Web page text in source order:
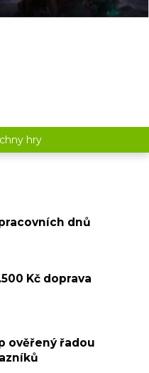
hry
dnů
Kč doprava
ověřený řadou